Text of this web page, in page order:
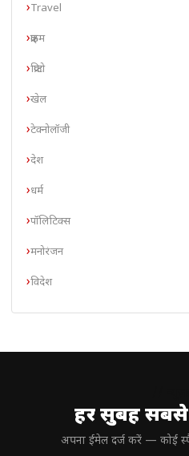
Travel
क्राइम
क्रिप्टो
खेल
टेक्नोलॉजी
देश
धर्म
पॉलिटिक्स
मनोरंजन
विदेश
हर सुबह
अपना ईमेल दर्ज करें — कोई